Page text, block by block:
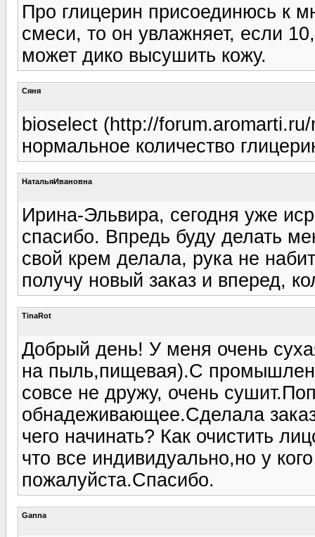
Про глицерин присоединюсь к
смеси, то он увлажняет, если
может дико высушить кожу.
Сяня
bioselect (http://
нормальное количество
НатальяИвановна
Ирина-Эльвира, сегодня уже
спасибо. Впредь буду делать
свой крем делала, рука не
получу новый заказ и вперед,
TinaRot
Добрый день! У меня очень
на пыль,пищевая).С
совсе не дружу, очень
обнадеживающее.Сделала
чего начинать? Как очистить
что все индивидуально,но у
пожалуйста.Спасибо.
Ganna